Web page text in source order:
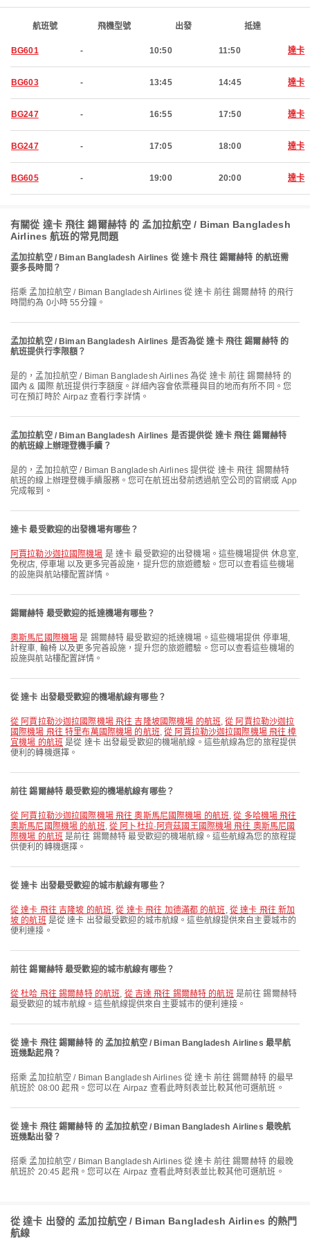
航班號 飛機型號 出發 抵達
BG601 - 10:50 11:50 達卡
BG603 - 13:45 14:45 達卡
BG247 - 16:55 17:50 達卡
BG247 - 17:05 18:00 達卡
BG605 - 19:00 20:00 達卡
有關從 達卡 飛往 錫爾赫特 的 孟加拉航空 / Biman Bangladesh
Airlines 航班的常見問題
孟加拉航空 / Biman Bangladesh Airlines 從 達卡 飛往 錫爾赫特 的航班需
要多長時間？
搭乘 孟加拉航空 / Biman Bangladesh Airlines 從 達卡 前往 錫爾赫特 的飛行
時間約為 0小時 55分鐘。
孟加拉航空 / Biman Bangladesh Airlines 是否為從 達卡 飛往 錫爾赫特 的
航班提供行李限額？
是的，孟加拉航空 / Biman Bangladesh Airlines 為從 達卡 前往 錫爾赫特 的
國內 & 國際 航班提供行李額度。詳細內容會依票種與目的地而有所不同。您
可在預訂時於 Airpaz 查看行李詳情。
孟加拉航空 / Biman Bangladesh Airlines 是否提供從 達卡 飛往 錫爾赫特
的航班線上辦理登機手續？
是的，孟加拉航空 / Biman Bangladesh Airlines 提供從 達卡 飛往 錫爾赫特
航班的線上辦理登機手續服務。您可在航班出發前透過航空公司的官網或 App
完成報到。
達卡 最受歡迎的出發機場有哪些？
阿賈拉勒沙迦拉國際機場 是 達卡 最受歡迎的出發機場。這些機場提供 休息室,
免稅店, 停車場 以及更多完善設施，提升您的旅遊體驗。您可以查看這些機場
的設施與航站樓配置詳情。
錫爾赫特 最受歡迎的抵達機場有哪些？
奧斯馬尼國際機場 是 錫爾赫特 最受歡迎的抵達機場。這些機場提供 停車場,
計程車, 輪椅 以及更多完善設施，提升您的旅遊體驗。您可以查看這些機場的
設施與航站樓配置詳情。
從 達卡 出發最受歡迎的機場航線有哪些？
從 阿賈拉勒沙迦拉國際機場 飛往 吉隆坡國際機場 的航班,從 阿賈拉勒沙迦拉
國際機場 飛往 特里布萬國際機場 的航班,從 阿賈拉勒沙迦拉國際機場 飛往 樟
宜機場 的航班 是從 達卡 出發最受歡迎的機場航線。這些航線為您的旅程提供
便利的轉機選擇。
前往 錫爾赫特 最受歡迎的機場航線有哪些？
從 阿賈拉勒沙迦拉國際機場 飛往 奧斯馬尼國際機場 的航班,從 多哈機場 飛往
奧斯馬尼國際機場 的航班, 從 阿卜杜拉·阿齊茲國王國際機場 飛往 奧斯馬尼國
際機場 的航班 是前往 錫爾赫特 最受歡迎的機場航線。這些航線為您的旅程提
供便利的轉機選擇。
從 達卡 出發最受歡迎的城市航線有哪些？
從 達卡 飛往 吉隆坡 的航班,從 達卡 飛往 加德滿都 的航班 , 從 達卡 飛往 新加
坡 的航班 是從 達卡 出發最受歡迎的城市航線。這些航線提供來自主要城市的
便利連接。
前往 錫爾赫特 最受歡迎的城市航線有哪些？
從 杜哈 飛往 錫爾赫特 的航班, 從 吉達 飛往 錫爾赫特 的航班 是前往 錫爾赫特
最受歡迎的城市航線。這些航線提供來自主要城市的便利連接。
從 達卡 飛往 錫爾赫特 的 孟加拉航空 / Biman Bangladesh Airlines 最早航
班幾點起飛？
搭乘 孟加拉航空 / Biman Bangladesh Airlines 從 達卡 前往 錫爾赫特 的最早
航班於 08:00 起飛。您可以在 Airpaz 查看此時刻表並比較其他可選航班。
從 達卡 飛往 錫爾赫特 的 孟加拉航空 / Biman Bangladesh Airlines 最晚航
班幾點出發？
搭乘 孟加拉航空 / Biman Bangladesh Airlines 從 達卡 前往 錫爾赫特 的最晚
航班於 20:45 起飛。您可以在 Airpaz 查看此時刻表並比較其他可選航班。
從 達卡 出發的 孟加拉航空 / Biman Bangladesh Airlines 的熱門
航線